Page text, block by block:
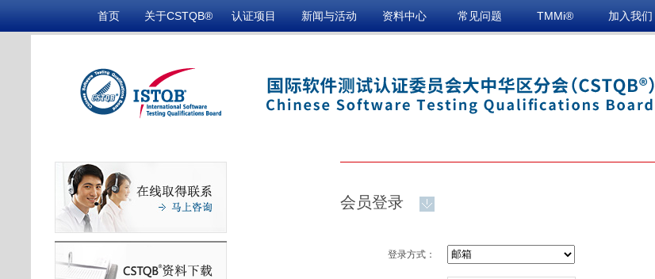
首页 关于CSTQB® 认证项目 新闻与活动 资料中心 常见问题 TMMi® 加入我们
会员登录
登录方式：